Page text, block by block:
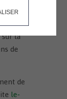
la
de
de
le-